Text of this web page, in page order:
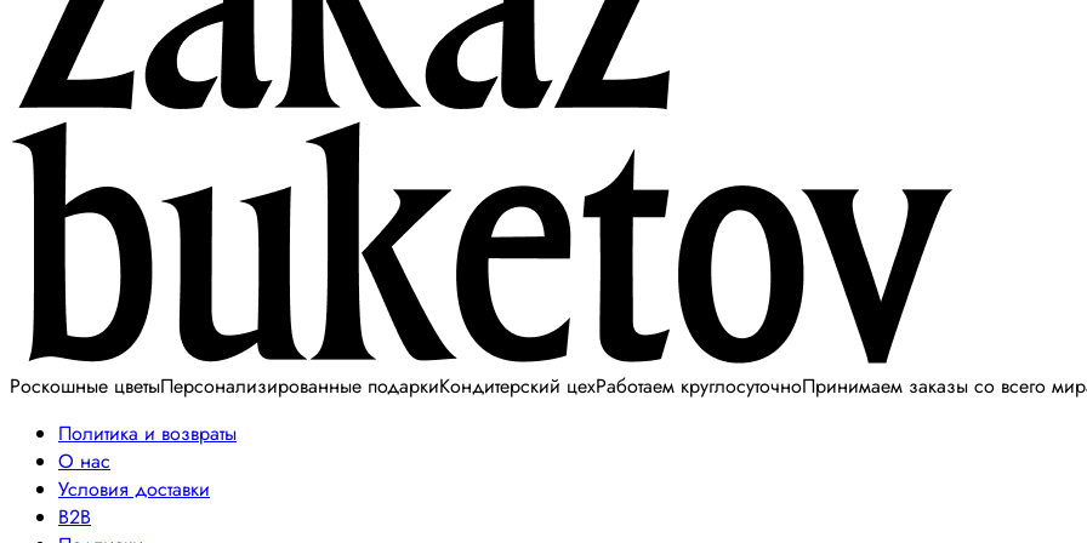
Роскошные цветыПерсонализированные подаркиКондитерский цехРаботаем круглосуточноПринимаем заказы со всего
Политика и возвраты
О нас
Условия доставки
B2B